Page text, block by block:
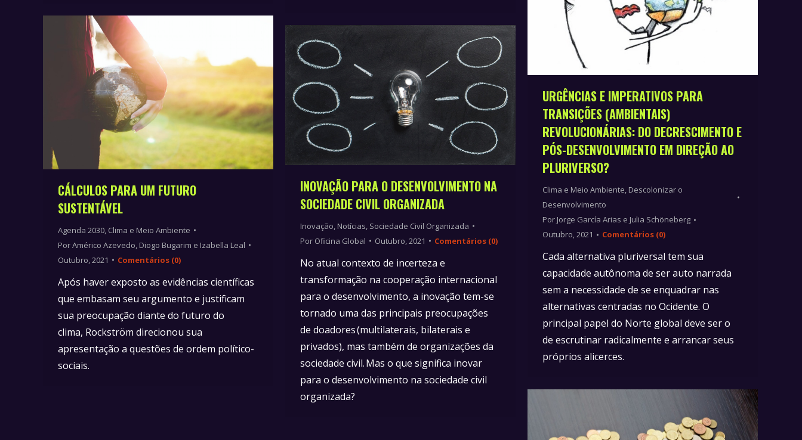
URGÊNCIAS E IMPERATIVOS PARA
TRANSIÇÕES (AMBIENTAIS)
REVOLUCIONÁRIAS: DO DECRESCIMENTO E
PÓS-DESENVOLVIMENTO EM DIREÇÃO AO
PLURIVERSO?
Clima e Meio Ambiente, Descolonizar o
Desenvolvimento
Por Jorge García Arias e Julia Schöneberg
Outubro, 2021
Comentários (0)
Cada alternativa pluriversal tem sua
capacidade autônoma de ser auto narrada
sem a necessidade de se enquadrar nas
alternativas centradas no Ocidente. O
principal papel do Norte global deve ser o
de escrutinar radicalmente e arrancar seus
próprios alicerces.
CÁLCULOS PARA UM FUTURO
SUSTENTÁVEL
Agenda 2030, Clima e Meio Ambiente
PorAmérico Azevedo, Diogo Bugarim e Izabella Leal
Outubro, 2021
Comentários (0)
Após haver exposto as evidências científicas
que embasam seu argumento e justificam
sua preocupação diante do futuro do
clima, Rockström direcionou sua
apresentação a questões de ordem político-
sociais.
INOVAÇÃO PARA O DESENVOLVIMENTO NA
SOCIEDADE CIVIL ORGANIZADA
Inovação Notícias Sociedade Civil Organizada
Por Oficina Global Outubro, 2021 Comentários (0)
No atual contexto de incerteza e
transformação na cooperação internacional
para o desenvolvimento, a inovação tem-se
tornado uma das principais preocupações
de doadores (multilaterais, bilaterais e
privados), mas também de organizações da
sociedade civil. Mas o que significa inovar
para o desenvolvimento na sociedade civil
organizada?